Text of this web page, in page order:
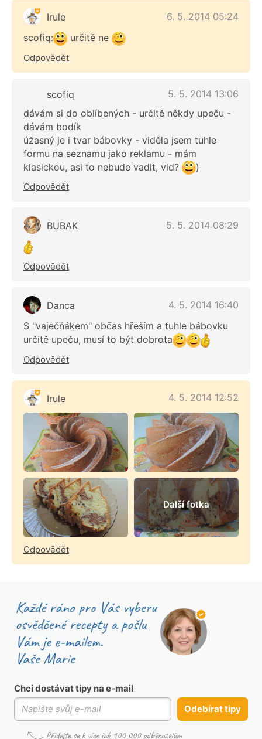
Irule
6. 5. 2014 05:24
scofiq:
určitě ne
Odpovědět
scofiq
5. 5. 2014 13:06
dávám si do oblíbených - určitě někdy upeču -
dávám bodík
úžasný je i tvar bábovky - viděla jsem tuhle
formu na seznamu jako reklamu - mám
klasickou, asi to nebude vadit, vid?
)
Odpovědět
BUBAK 5. 5. 2014 08:29
Odpovědět
Danca
4. 5. 2014 16:40
S "vaječňákem" občas hřeším a tuhle bábovku
určitě upeču, musí to být dobrota
Odpovědět
Irule 4. 5. 2014 12:52
Další fotka
Odpovědět
Chci dostávat tipy na e-mail
Odebírat tipy